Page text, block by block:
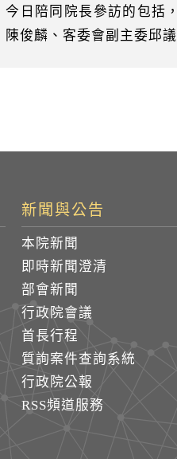
今日陪同院長參訪的包括
陳俊麟、客委會副主委邱
新聞與公告
本院新聞
即時新聞澄清
部會新聞
行政院會議
首長行程
質詢案件查詢系統
行政院公報
RSS頻道服務